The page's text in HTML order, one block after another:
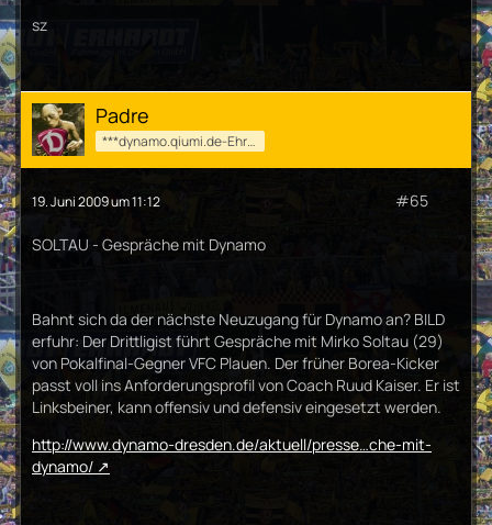
sz
Padre
***dynamo.qiumi.de-Ehrenmod***
19. Juni 2009 um 11:12 #65
SOLTAU - Gespräche mit Dynamo
Bahnt sich da der nächste Neuzugang für Dynamo an? BILD
erfuhr: Der Drittligist führt Gespräche mit Mirko Soltau (29)
von Pokalfinal-Gegner VFC Plauen. Der früher Borea-Kicker
passt voll ins Anforderungsprofil von Coach Ruud Kaiser. Er ist
Linksbeiner, kann offensiv und defensiv eingesetzt werden.
http://www.dynamo-dresden.de/aktuell/presse…che-mit-
dynamo/